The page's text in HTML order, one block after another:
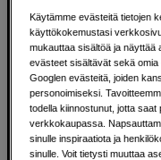
Käytämme evästeitä tietojen
käyttökokemustasi
mukauttaa sisältöä ja näyttää
evästeet sisältävät sekä
Googlen evästeitä, joiden
personoimiseksi.
todella kiinnostunut, jotta
verkkokaupassa.
sinulle inspiraatiota ja
sinulle. Voit tietysti muuttaa